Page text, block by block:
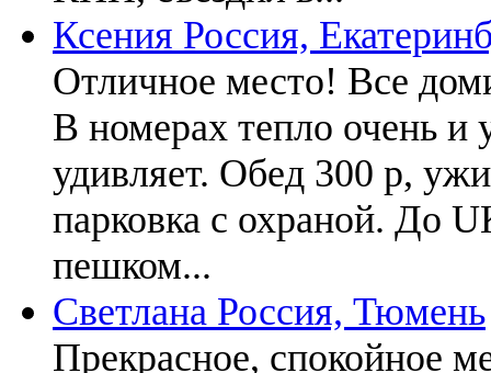
Ксения Россия,
Отличное место! Все
В номерах тепло очень и
удивляет. Обед 300 р,
парковка с охраной. До
пешком...
Светлана Россия, Тюмень
Прекрасное, спокойное